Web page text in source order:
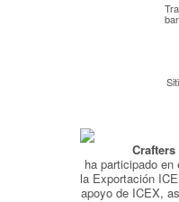
Pago seguro y financiación
Condiciones generales de Compra
ha participado
la Exportación
apoyo de ICEX,